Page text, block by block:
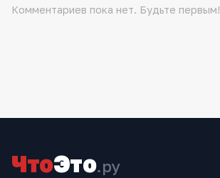
Комментариев пока нет. Будьте первым!
ЧтоЭто.ру